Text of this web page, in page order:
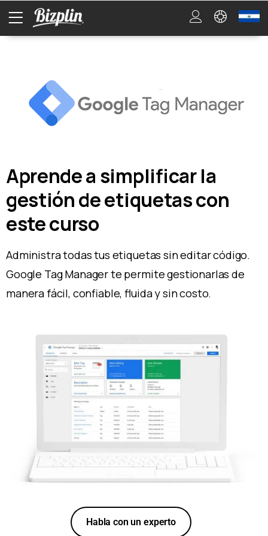
Aprende a simplificar la
gestión de etiquetas con
este curso
Administra todas tus etiquetas sin editar código.
Google Tag Manager te permite gestionarlas de
manera fácil, confiable, fluida y sin costo.
Habla con un experto